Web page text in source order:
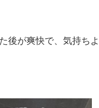
が爽快で、気持ちよ